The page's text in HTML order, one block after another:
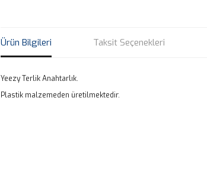
Ürün Bilgileri Taksit Seçenekleri
Yeezy Terlik Anahtarlık.
Plastik malzemeden üretilmektedir.